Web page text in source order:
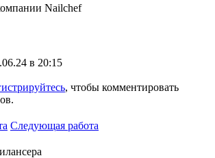
Nailchef
в 20:15
, чтобы комментировать
Следующая работа